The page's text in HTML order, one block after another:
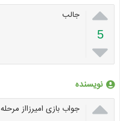

5

جالب
نویسنده
 جواب بازی امیرزااز مرحله 1057 به بعد.